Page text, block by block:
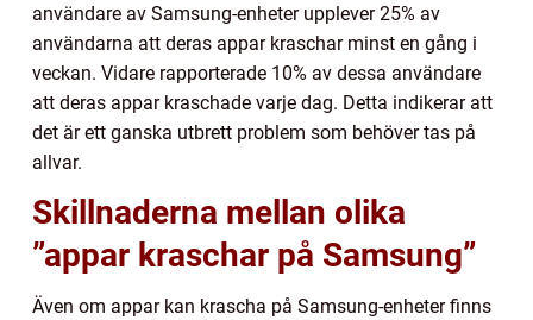
användare av Samsung-enheter upplever 25% av
användarna att deras appar kraschar minst en gång i
veckan. Vidare rapporterade 10% av dessa användare
att deras appar kraschade varje dag. Detta indikerar att
det är ett ganska utbrett problem som behöver tas på
allvar.
Skillnaderna mellan olika
”appar kraschar på Samsung”
Även om appar kan krascha på Samsung-enheter finns